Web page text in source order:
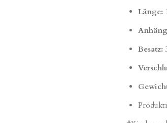
Länge:
Besatz: